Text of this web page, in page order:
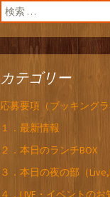
検索:
カテゴリー
応募要項（ブッキングラ
１．最新情報
２．本日のランチBOX
３．本日の夜の部（
４．LIVE・イベントのお